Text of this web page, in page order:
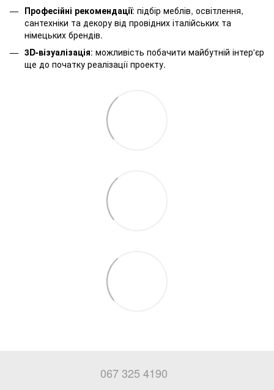
Професійні рекомендації: підбір меблів, освітлення,
сантехніки та декору від провідних італійських та
німецьких брендів.
3D-візуалізація: можливість побачити майбутній інтер'єр
ще до початку реалізації проекту.
067 325 4190